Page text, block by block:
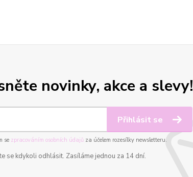
novinky, akce a slevy!
Přihlásit se
se zpracováním osobních údajů za účelem rozesílky newsletteru.
se kdykoli odhlásit. Zasíláme jednou za 14 dní.